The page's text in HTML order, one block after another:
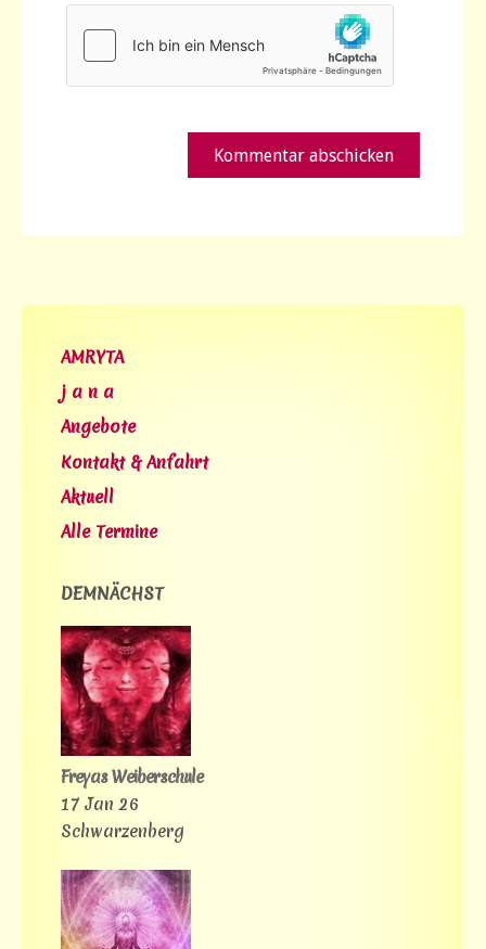
AMRYTA
j a n a
Angebote
Kontakt & Anfahrt
Aktuell
Alle Termine
DEMNÄCHST
Freyas Weiberschule
17 Jan 26
Schwarzenberg